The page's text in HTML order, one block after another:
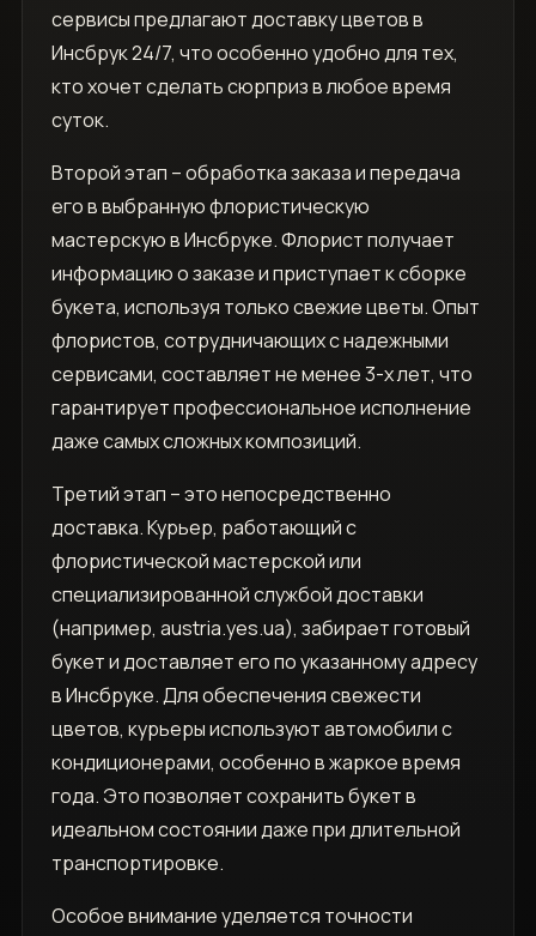
сервисы предлагают доставку цветов в
Инсбрук 24/7, что особенно удобно для тех,
кто хочет сделать сюрприз в любое время
суток.
Второй этап – обработка заказа и передача
его в выбранную флористическую
мастерскую в Инсбруке. Флорист получает
информацию о заказе и приступает к сборке
букета, используя только свежие цветы. Опыт
флористов, сотрудничающих с надежными
сервисами, составляет не менее 3-х лет, что
гарантирует профессиональное исполнение
даже самых сложных композиций.
Третий этап – это непосредственно
доставка. Курьер, работающий с
флористической мастерской или
специализированной службой доставки
(например, austria.yes.ua), забирает готовый
букет и доставляет его по указанному адресу
в Инсбруке. Для обеспечения свежести
цветов, курьеры используют автомобили с
кондиционерами, особенно в жаркое время
года. Это позволяет сохранить букет в
идеальном состоянии даже при длительной
транспортировке.
Особое внимание уделяется точности